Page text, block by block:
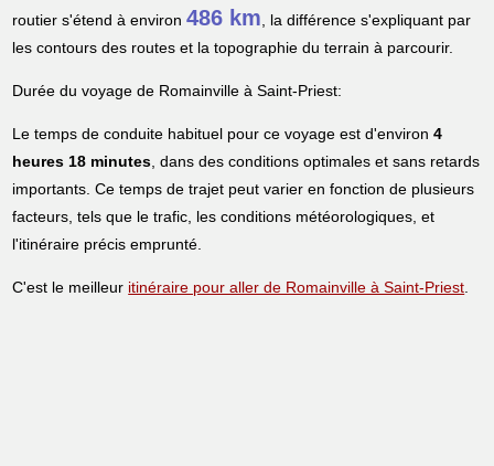
routier s'étend à environ486 km, la différence s'expliquant par
les contours des routes et la topographie du terrain à parcourir.
Durée du voyage de Romainville à Saint-Priest:
Le temps de conduite habituel pour ce voyage est d'environ4
heures 18 minutes, dans des conditions optimales et sans retards
importants. Ce temps de trajet peut varier en fonction de plusieurs
facteurs, tels que le trafic, les conditions météorologiques, et
l'itinéraire précis emprunté.
C'est le meilleur itinéraire pour aller de Romainville à Saint-Priest.